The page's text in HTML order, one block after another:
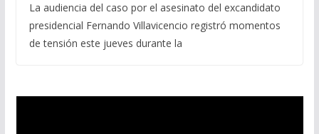
La audiencia del caso por el asesinato del excandidato
presidencial Fernando Villavicencio registró momentos
de tensión este jueves durante la